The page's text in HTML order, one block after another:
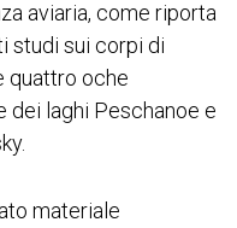
aviaria, come riporta
studi sui corpi di
quattro oche
dei laghi Peschanoe e
materiale